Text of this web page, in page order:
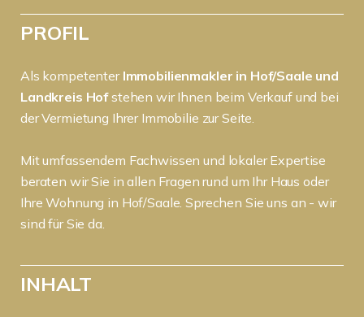
PROFIL
Als kompetenter Immobilienmakler in Hof/Saale und
Landkreis Hofstehen wir Ihnen beim Verkauf und bei
der Vermietung Ihrer Immobilie zur Seite.
Mit umfassendem Fachwissen und lokaler Expertise
beraten wir Sie in allen Fragen rund um Ihr Haus oder
Ihre Wohnung in Hof/Saale. Sprechen Sie uns an - wir
sind für Sie da.
INHALT